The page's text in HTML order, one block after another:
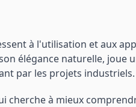
à l'utilisation et aux
élégance naturelle, joue
par les projets industriels.
cherche à mieux